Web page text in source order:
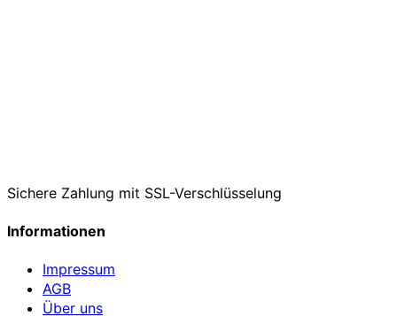
Sichere Zahlung mit SSL-Verschlüsselung
Informationen
Impressum
AGB
Über uns